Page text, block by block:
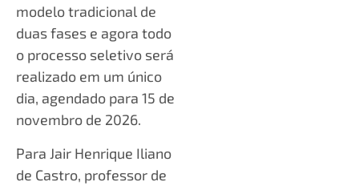
modelo tradicional de
duas fases e agora todo
o processo seletivo será
realizado em um único
dia, agendado para 15 de
novembro de 2026.
Para Jair Henrique Iliano
de Castro, professor de